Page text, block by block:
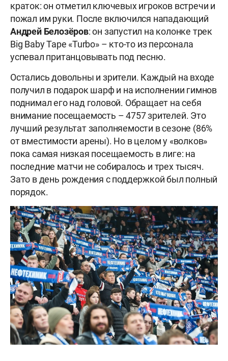
краток: он отметил ключевых игроков встречи и
пожал им руки. После включился нападающий
Андрей Белозёров: он запустил на колонке трек
Big Baby Tape «Turbo» – кто-то из персонала
успевал пританцовывать под песню.
Остались довольны и зрители. Каждый на входе
получил в подарок шарф и на исполнении гимнов
поднимал его над головой. Обращает на себя
внимание посещаемость – 4757 зрителей. Это
лучший результат заполняемости в сезоне (86%
от вместимости арены). Но в целом у «волков»
пока самая низкая посещаемость в лиге: на
последние матчи не собиралось и трех тысяч.
Зато в день рождения с поддержкой был полный
порядок.